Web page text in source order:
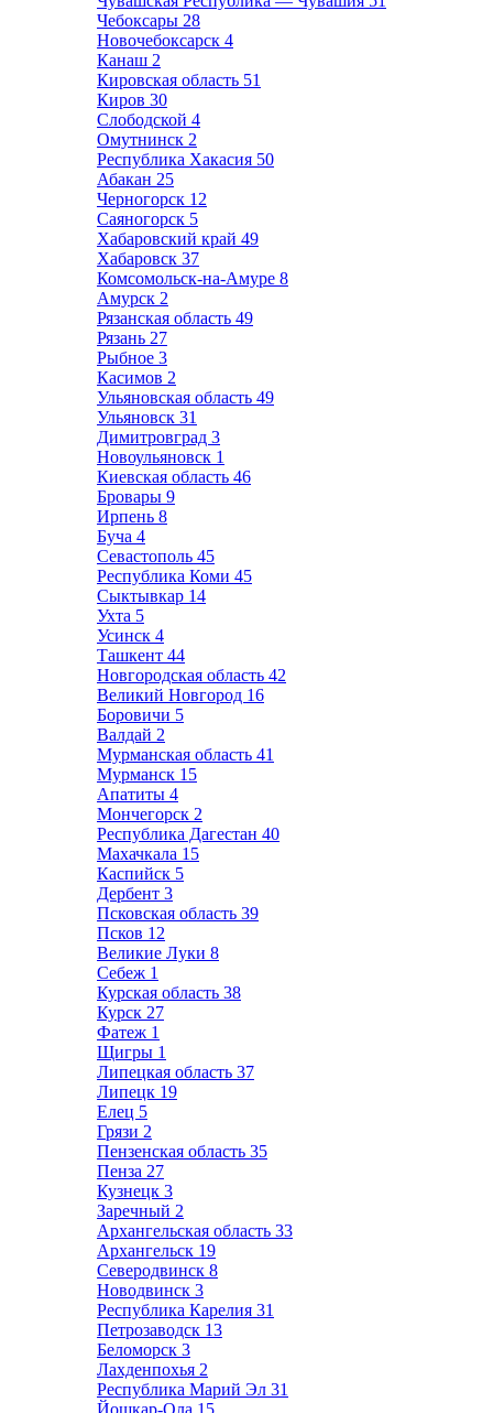
Чебоксары 28
Новочебоксарск 4
Канаш 2
Кировская область 51
Киров 30
Слободской 4
Омутнинск 2
Республика Хакасия 50
Абакан 25
Черногорск 12
Саяногорск 5
Хабаровский край 49
Хабаровск 37
Комсомольск-на-Амуре 8
Амурск 2
Рязанская область 49
Рязань 27
Рыбное 3
Касимов 2
Ульяновская область 49
Ульяновск 31
Димитровград 3
Новоульяновск 1
Киевская область 46
Бровары 9
Ирпень 8
Буча 4
Севастополь 45
Республика Коми 45
Сыктывкар 14
Ухта 5
Усинск 4
Ташкент 44
Новгородская область 42
Великий Новгород 16
Боровичи 5
Валдай 2
Мурманская область 41
Мурманск 15
Апатиты 4
Мончегорск 2
Республика Дагестан 40
Махачкала 15
Каспийск 5
Дербент 3
Псковская область 39
Псков 12
Великие Луки 8
Себеж 1
Курская область 38
Курск 27
Фатеж 1
Щигры 1
Липецкая область 37
Липецк 19
Елец 5
Грязи 2
Пензенская область 35
Пенза 27
Кузнецк 3
Заречный 2
Архангельская область 33
Архангельск 19
Северодвинск 8
Новодвинск 3
Республика Карелия 31
Петрозаводск 13
Беломорск 3
Лахденпохья 2
Республика Марий Эл 31
Йошкар-Ола 15